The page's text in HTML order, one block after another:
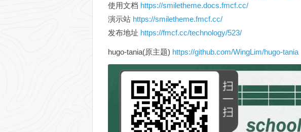
使用文档 https://smiletheme.docs.fmcf.cc/
演示站 https://smiletheme.fmcf.cc/
发布地址 https://fmcf.cc/technology/523/
hugo-tania(原主题) https://github.com/WingLim/hugo-tania